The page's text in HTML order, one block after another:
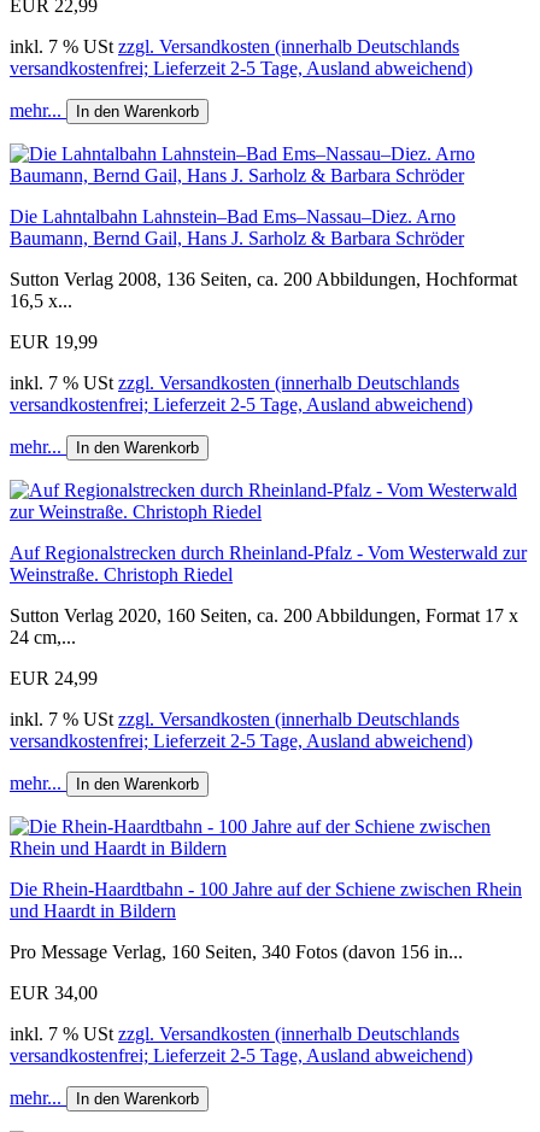
EUR 22,99
inkl. 7 % USt zzgl. Versandkosten (innerhalb Deutschlands
versandkostenfrei; Lieferzeit 2-5 Tage, Ausland abweichend)
mehr... In den Warenkorb
Die Lahntalbahn Lahnstein–Bad Ems–Nassau–Diez. Arno
Baumann, Bernd Gail, Hans J. Sarholz & Barbara Schröder
Sutton Verlag 2008, 136 Seiten, ca. 200 Abbildungen, Hochformat
16,5 x...
EUR 19,99
inkl. 7 % USt zzgl. Versandkosten (innerhalb Deutschlands
versandkostenfrei; Lieferzeit 2-5 Tage, Ausland abweichend)
mehr... In den Warenkorb
Auf Regionalstrecken durch Rheinland-Pfalz - Vom Westerwald zur
Weinstraße. Christoph Riedel
Sutton Verlag 2020, 160 Seiten, ca. 200 Abbildungen, Format 17 x
24 cm,...
EUR 24,99
inkl. 7 % USt zzgl. Versandkosten (innerhalb Deutschlands
versandkostenfrei; Lieferzeit 2-5 Tage, Ausland abweichend)
mehr... In den Warenkorb
Die Rhein-Haardtbahn - 100 Jahre auf der Schiene zwischen Rhein
und Haardt in Bildern
Pro Message Verlag, 160 Seiten, 340 Fotos (davon 156 in...
EUR 34,00
inkl. 7 % USt zzgl. Versandkosten (innerhalb Deutschlands
versandkostenfrei; Lieferzeit 2-5 Tage, Ausland abweichend)
mehr... In den Warenkorb